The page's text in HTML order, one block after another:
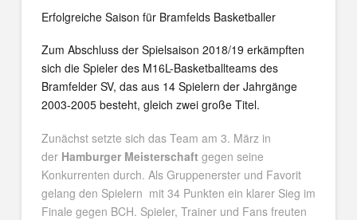
Erfolgreiche Saison für Bramfelds Basketballer
Zum Abschluss der Spielsaison 2018/19 erkämpften
sich die Spieler des M16L-Basketballteams des
Bramfelder SV, das aus 14 Spielern der Jahrgänge
2003-2005 besteht, gleich zwei große Titel.
Zunächst setzte sich das Team am 3. März in
der Hamburger Meisterschaft gegen seine
Konkurrenten durch. Als Gruppenerster und Favorit
gelang den Spielern mit 34 Punkten ein klarer Sieg im
Finale gegen BCH. Spieler, Trainer und Fans freuten